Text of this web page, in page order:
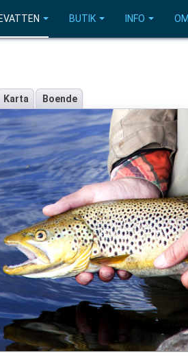
BUTIK INFO OM
Karta Boende